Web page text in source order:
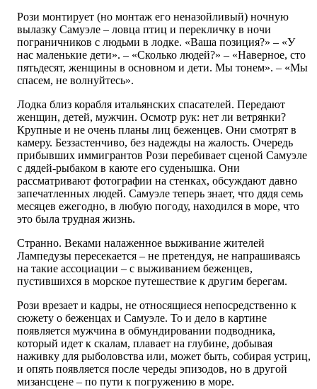
Рози монтирует (но монтаж его неназойливый) ночную
вылазку Самуэле – ловца птиц и перекличку в ночи
пограничников с людьми в лодке. «Ваша позиция?» – «У
нас маленькие дети». – «Сколько людей?» – «Наверное, сто
пятьдесят, женщины в основном и дети. Мы тонем». – «Мы
спасем, не волнуйтесь».
Лодка близ корабля итальянских спасателей. Передают
женщин, детей, мужчин. Осмотр рук: нет ли ветрянки?
Крупные и не очень планы лиц беженцев. Они смотрят в
камеру. Беззастенчиво, без надежды на жалость. Очередь
прибывших иммигрантов Рози перебивает сценой Самуэле
с дядей-рыбаком в каюте его суденышка. Они
рассматривают фотографии на стенках, обсуждают давно
запечатленных людей. Самуэле теперь знает, что дядя семь
месяцев ежегодно, в любую погоду, находился в море, что
это была трудная жизнь.
Странно. Веками налаженное выживание жителей
Лампедузы пересекается – не претендуя, не напрашиваясь
на такие ассоциации – с выживанием беженцев,
пустившихся в морское путешествие к другим берегам.
Рози врезает и кадры, не относящиеся непосредственно к
сюжету о беженцах и Самуэле. То и дело в картине
появляется мужчина в обмундировании подводника,
который идет к скалам, плавает на глубине, добывая
наживку для рыболовства или, может быть, собирая устриц,
и опять появляется после череды эпизодов, но в другой
мизансцене – по пути к погружению в море.